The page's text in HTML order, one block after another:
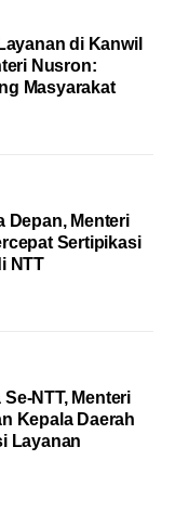
di Kanwil
Nusron:
Masyarakat
Depan, Menteri
Sertipikasi
NTT
NTT, Menteri
Kepala Daerah
Layanan